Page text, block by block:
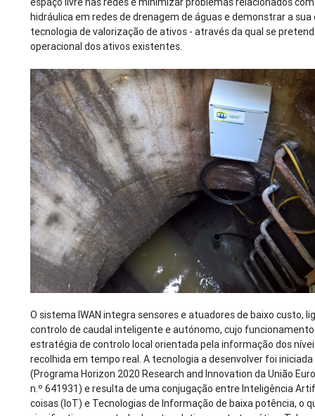
hidráulica em redes de drenagem de águas e demonstrar a
tecnologia de valorização de ativos - através da qual se
operacional dos ativos existentes.
O sistema IWAN integra sensores e atuadores de baixo custo,
controlo de caudal inteligente e autónomo, cujo
estratégia de controlo local orientada pela informação dos
recolhida em tempo real. A tecnologia a desenvolver foi iniciada
(Programa Horizon 2020 Research and Innovation da União
n.º 641931) e resulta de uma conjugação entre Inteligência
coisas (IoT) e Tecnologias de Informação de baixa potência, o